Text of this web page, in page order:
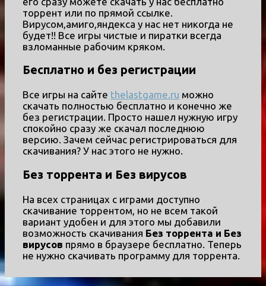
торрент или по прямой ссылке.
Вирусом,амиго,яндекса у нас нет никогда не
будет!! Все игры чистые и пиратки всегда
взломанные рабочим кряком.
Бесплатно и без регистрации
Все игры на сайте thelastgame.ru можно
скачать полностью бесплатно и конечно же
без регистрации. Просто нашел нужную игру
спокойно сразу же скачал последнюю
версию. Зачем сейчас регистрироваться для
скачивания? У нас этого не нужно.
Без торрента и Без вирусов
На всех страницах с играми доступно
скачивание торрентом, но не всем такой
вариант удобен и для этого мы добавили
возможность скачивания Без торрента и Без
вирусов прямо в браузере бесплатно. Теперь
не нужно скачивать программу для торрента.